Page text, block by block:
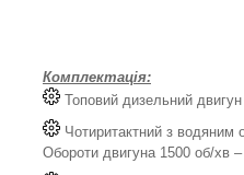
Комплектація:
Топовий дизельний
Чотиритактний з
Обороти двигуна 1500 об/хв